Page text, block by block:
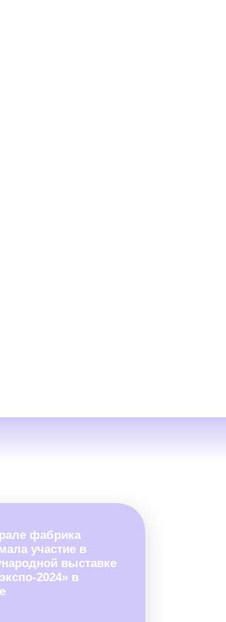
фабрика
участие в
выставке
2024» в